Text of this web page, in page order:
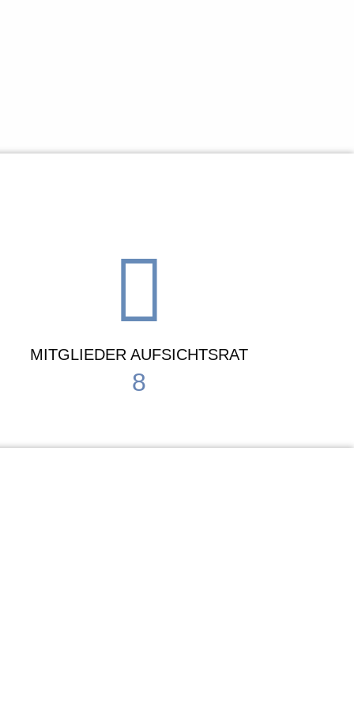
MITGLIEDER AUFSICHTSRAT
8